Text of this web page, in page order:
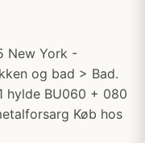
New York -
og bad > Bad.
hylde BU060 + 080
Køb hos